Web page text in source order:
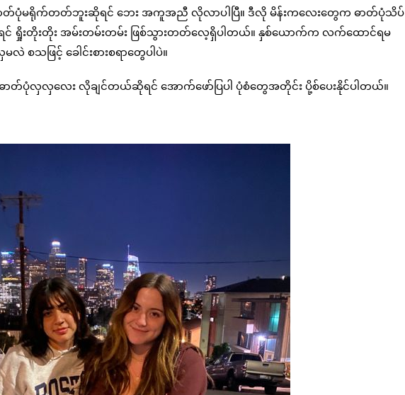
တ်ပုံမရိုက်တတ်ဘူးဆိုရင် ဘေး အကူအညီ လိုလာပါပြီ။ ဒီလို မိန်းကလေးတွေက ဓာတ်ပုံသိပ်
ရှိုးတိုးတိုး အမ်းတမ်းတမ်း ဖြစ်သွားတတ်လေ့ရှိပါတယ်။ နှစ်ယောက်က လက်ထောင်ရမ
သဖြင့် ခေါင်းစားစရာတွေပါပဲ။
ာတ်ပုံလှလှလေး လိုချင်တယ်ဆိုရင် အောက်ဖော်ပြပါ ပုံစံတွေအတိုင်း ပို့စ်ပေးနိုင်ပါတယ်။